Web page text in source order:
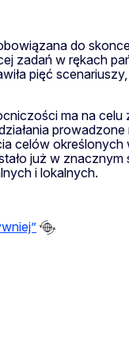
do
zadań w rękach
pięć
ma na celu
celów określonych
już w
i lokalnych.